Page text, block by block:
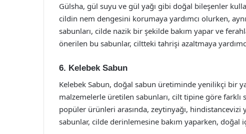
Gülsha, gül suyu ve gül yağı gibi doğal bileşenler
cildin nem dengesini korumaya yardımcı olurken,
sabunları, cilde nazik bir şekilde bakım yapar ve
önerilen bu sabunlar, ciltteki tahrişi azaltmaya
6. Kelebek Sabun
Kelebek Sabun, doğal sabun üretiminde yenilikçi bir
malzemelerle üretilen sabunları, cilt tipine göre farklı
popüler ürünleri arasında, zeytinyağı, hindistancevizi
sabunlar, cilde derinlemesine bakım yaparken, doğal